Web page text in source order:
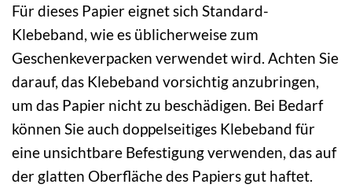
Für dieses Papier eignet sich Standard-
Klebeband, wie es üblicherweise zum
Geschenkeverpacken verwendet wird. Achten Sie
darauf, das Klebeband vorsichtig anzubringen,
um das Papier nicht zu beschädigen. Bei Bedarf
können Sie auch doppelseitiges Klebeband für
eine unsichtbare Befestigung verwenden, das auf
der glatten Oberfläche des Papiers gut haftet.